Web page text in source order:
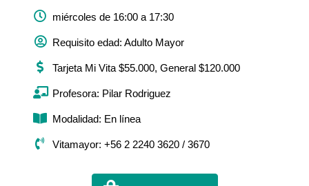
miércoles de 16:00 a 17:30
Requisito edad: Adulto Mayor
Tarjeta Mi Vita $55.000, General $120.000
Profesora: Pilar Rodriguez
Modalidad: En línea
Vitamayor: +56 2 2240 3620 / 3670